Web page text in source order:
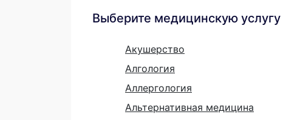
Выберите медицинскую услугу
Акушерство
Алгология
Аллергология
Альтернативная медицина